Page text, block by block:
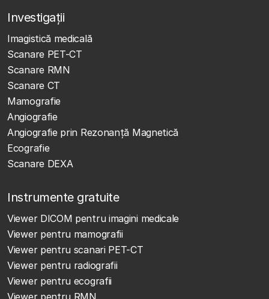
Investigații
Imagistică medicală
Scanare PET-CT
Scanare RMN
Scanare CT
Mamografie
Angiografie
Angiografie prin Rezonanță Magnetică
Ecografie
Scanare DEXA
Instrumente gratuite
Viewer DICOM pentru imagini medicale
Viewer pentru mamografii
Viewer pentru scanari PET-CT
Viewer pentru radiografii
Viewer pentru ecografii